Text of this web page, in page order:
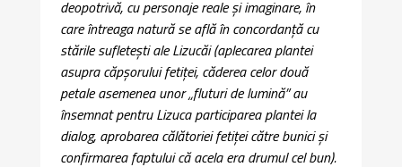
deopotrivă, cu personaje reale şi imaginare, în
care întreaga natură se află în concordanţă cu
stările sufleteşti ale Lizucăi (aplecarea plantei
asupra căpşorului fetiţei, căderea celor două
petale asemenea unor „fluturi de lumină” au
însemnat pentru Lizuca participarea plantei la
dialog, aprobarea călătoriei fetiţei către bunici şi
confirmarea faptului că acela era drumul cel bun).